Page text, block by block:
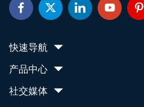
    
快速导航
产品中心
社交媒体